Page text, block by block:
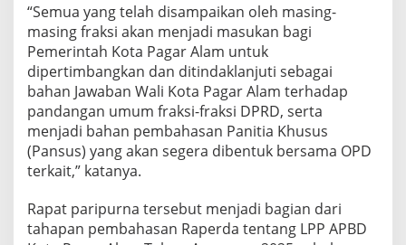
A
P
D
2
0
2
5
“Semua yang telah disampaikan oleh masing-
masing fraksi akan menjadi masukan bagi
Pemerintah Kota Pagar Alam untuk
dipertimbangkan dan ditindaklanjuti sebagai
bahan Jawaban Wali Kota Pagar Alam terhadap
pandangan umum fraksi-fraksi DPRD, serta
menjadi bahan pembahasan Panitia Khusus
(Pansus) yang akan segera dibentuk bersama OPD
terkait,” katanya.
Rapat paripurna tersebut menjadi bagian dari
tahapan pembahasan Raperda tentang LPP APBD